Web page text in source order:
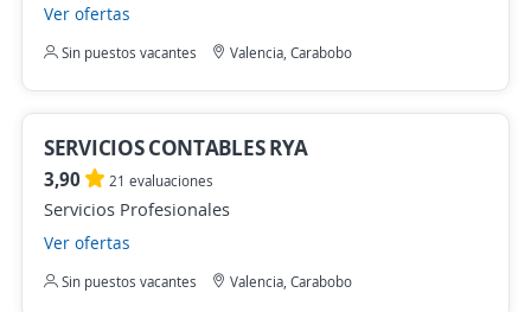
Ver ofertas
Sin puestos vacantes Valencia, Carabobo
SERVICIOS CONTABLES RYA
3,90 21 evaluaciones
Servicios Profesionales
Ver ofertas
Sin puestos vacantes Valencia, Carabobo